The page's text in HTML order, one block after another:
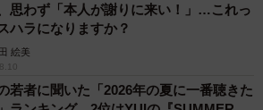
思わず「本人が謝りに来い！」…これっ
ハラになりますか？
絵美
若者に聞いた「2026年の夏に一番聴きた